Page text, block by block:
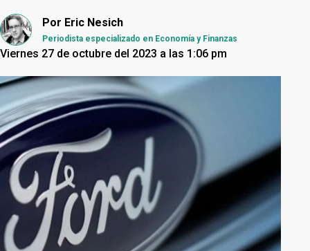
Por Eric Nesich
Periodista especializado en Economía y Finanzas
Viernes 27 de octubre del 2023 a las 1:06 pm